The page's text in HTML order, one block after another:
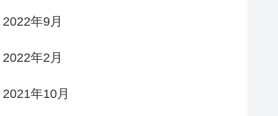
2022年9月
2022年2月
2021年10月